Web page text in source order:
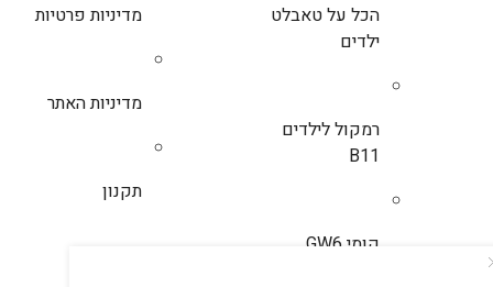
הכל על טאבלט
ילדים
רמקול לילדים
B11
קומי GW6
מדיניות פרטיות
מדיניות האתר
תקנון